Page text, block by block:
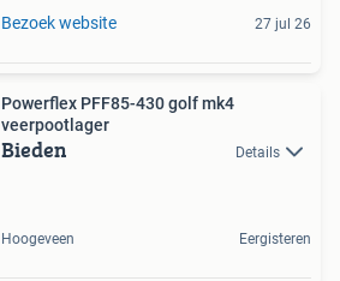
Bezoek website 27 jul 26
Powerflex PFF85-430 golf mk4
veerpootlager
Bieden Details
Hoogeveen Eergisteren